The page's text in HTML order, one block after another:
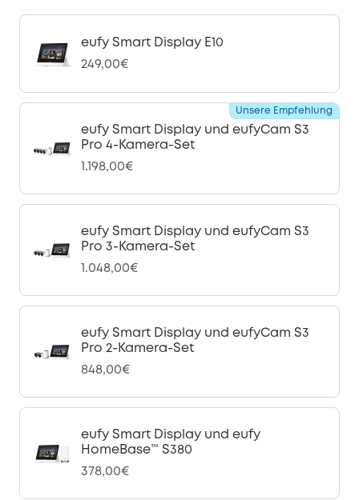
eufy Smart Display E10
249,00€
eufy Smart Display und eufyCam S3
Pro 4-Kamera-Set
1.198,00€
Unsere Empfehlung
eufy Smart Display und eufyCam S3
Pro 3-Kamera-Set
1.048,00€
eufy Smart Display und eufyCam S3
Pro 2-Kamera-Set
848,00€
eufy Smart Display und eufy
HomeBase™ S380
378,00€